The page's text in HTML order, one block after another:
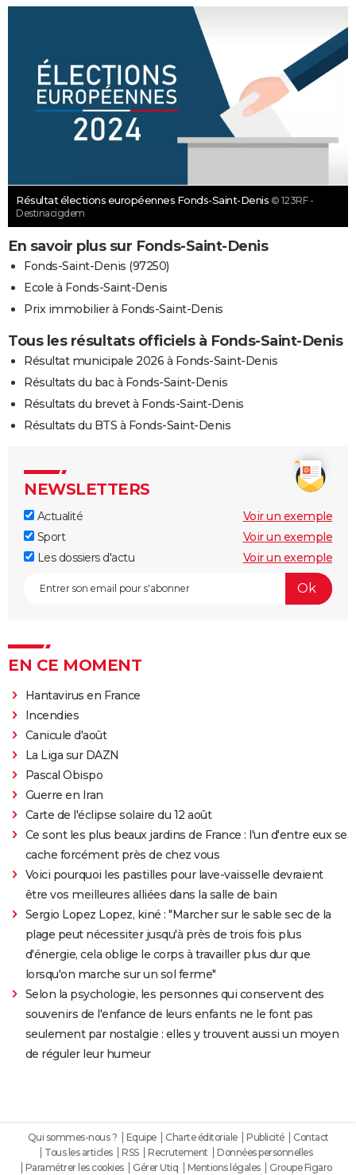
Résultat élections européennes Fonds-Saint-Denis © 123RF -
Destinacigdem
En savoir plus sur Fonds-Saint-Denis
Fonds-Saint-Denis (97250)
Ecole à Fonds-Saint-Denis
Prix immobilier à Fonds-Saint-Denis
Tous les résultats officiels à Fonds-Saint-Denis
Résultat municipale 2026 à Fonds-Saint-Denis
Résultats du bac à Fonds-Saint-Denis
Résultats du brevet à Fonds-Saint-Denis
Résultats du BTS à Fonds-Saint-Denis
NEWSLETTERS
Actualité
Voir un exemple
Sport
Voir un exemple
Les dossiers d'actu
Voir un exemple
EN CE MOMENT
Hantavirus en France
Incendies
Canicule d'août
La Liga sur DAZN
Pascal Obispo
Guerre en Iran
Carte de l'éclipse solaire du 12 août
Ce sont les plus beaux jardins de France : l'un d'entre eux se
cache forcément près de chez vous
Voici pourquoi les pastilles pour lave-vaisselle devraient
être vos meilleures alliées dans la salle de bain
Sergio Lopez Lopez, kiné : "Marcher sur le sable sec de la
plage peut nécessiter jusqu'à près de trois fois plus
d'énergie, cela oblige le corps à travailler plus dur que
lorsqu'on marche sur un sol ferme"
Selon la psychologie, les personnes qui conservent des
souvenirs de l'enfance de leurs enfants ne le font pas
seulement par nostalgie : elles y trouvent aussi un moyen
de réguler leur humeur
Qui sommes-nous ? Equipe Charte éditoriale Publicité
Contact
Tous les articles
RSS Recrutement
Données personnelles
Paramétrer les cookies
Gérer Utiq Mentions légales Groupe Figaro